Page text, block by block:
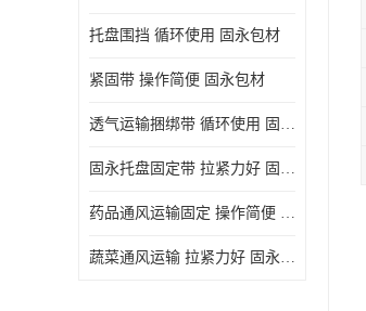
托盘围挡 循环使用 固永包材
紧固带 操作简便 固永包材
透气运输捆绑带 循环使用 固永包材
固永托盘固定带 拉紧力好 固永包材
药品通风运输固定 操作简便 固永包材
蔬菜通风运输 拉紧力好 固永包材